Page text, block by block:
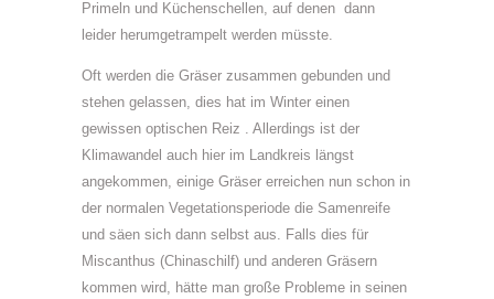
Primeln und Küchenschellen, auf denen dann
leider herumgetrampelt werden müsste.
Oft werden die Gräser zusammen gebunden und
stehen gelassen, dies hat im Winter einen
gewissen optischen Reiz . Allerdings ist der
Klimawandel auch hier im Landkreis längst
angekommen, einige Gräser erreichen nun schon in
der normalen Vegetationsperiode die Samenreife
und säen sich dann selbst aus. Falls dies für
Miscanthus (Chinaschilf) und anderen Gräsern
kommen wird, hätte man große Probleme in seinen